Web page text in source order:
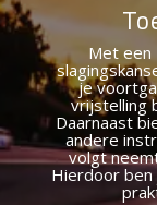
Met een
je
vrijstelling
Daarnaast
andere
volgt
Hierdoor